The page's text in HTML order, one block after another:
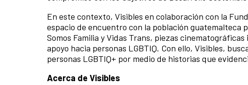
En este contexto, Visibles en colaboración con la
espacio de encuentro con la población guatemalteca
Somos Familia y Vidas Trans, piezas
apoyo hacia personas LGBTIQ. Con ello, Visibles,
personas LGBTIQ+ por medio de historias que
Acerca de Visibles